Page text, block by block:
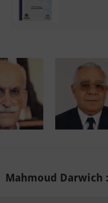
Mahmoud Darwich